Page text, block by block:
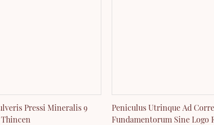
Pressi Mineralis 9
Peniculus Utrinque Ad
Fundamentorum Sine Logo